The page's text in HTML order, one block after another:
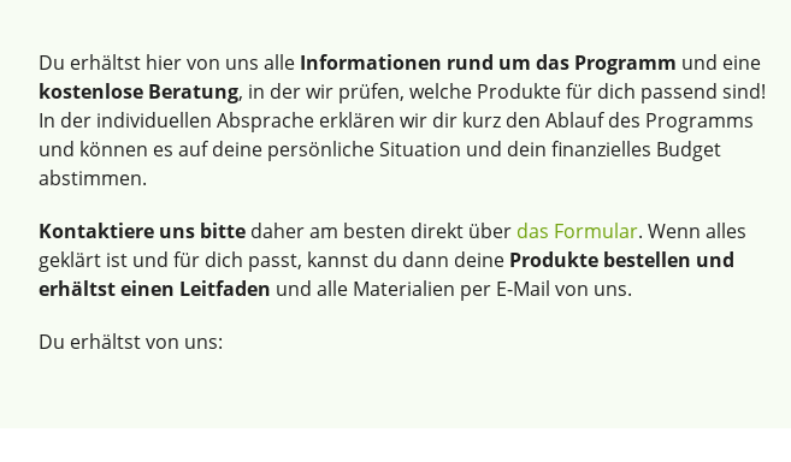
Du erhältst hier von uns alle Informationen rund um das Programm und eine
kostenlose Beratung, in der wir prüfen, welche Produkte für dich passend sind!
In der individuellen Absprache erklären wir dir kurz den Ablauf des Programms
und können es auf deine persönliche Situation und dein finanzielles Budget
abstimmen.
Kontaktiere uns bitte daher am besten direkt über das Formular. Wenn alles
geklärt ist und für dich passt, kannst du dann deine Produkte bestellen und
erhältst einen Leitfaden und alle Materialien per E-Mail von uns.
Du erhältst von uns: